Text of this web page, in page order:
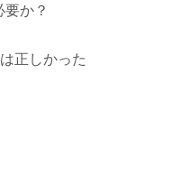
か？
正しかった